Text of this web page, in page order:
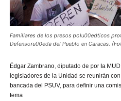
Familiares de los presos polu00edticos
Defensoru00eda del Pueblo en Caracas.
Édgar Zambrano, diputado de por la
legisladores de la Unidad se reunirán
bancada del PSUV, para definir una
tema